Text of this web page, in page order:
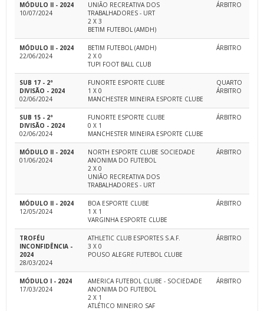
MÓDULO II - 2024
10/07/2024
UNIÃO RECREATIVA DOS
TRABALHADORES - URT
2 X 3
BETIM FUTEBOL (AMDH)
ÁRBITRO
MÓDULO II - 2024
22/06/2024
BETIM FUTEBOL (AMDH)
2 X 0
TUPI FOOT BALL CLUB
ÁRBITRO
SUB 17 - 2ª
DIVISÃO - 2024
02/06/2024
FUNORTE ESPORTE CLUBE
1 X 0
MANCHESTER MINEIRA ESPORTE CLUBE
QUARTO
ÁRBITRO
SUB 15 - 2ª
DIVISÃO - 2024
02/06/2024
FUNORTE ESPORTE CLUBE
0 X 1
MANCHESTER MINEIRA ESPORTE CLUBE
ÁRBITRO
MÓDULO II - 2024
01/06/2024
NORTH ESPORTE CLUBE SOCIEDADE
ANONIMA DO FUTEBOL
2 X 0
UNIÃO RECREATIVA DOS
TRABALHADORES - URT
ÁRBITRO
MÓDULO II - 2024
12/05/2024
BOA ESPORTE CLUBE
1 X 1
VARGINHA ESPORTE CLUBE
ÁRBITRO
TROFÉU
INCONFIDÊNCIA -
2024
28/03/2024
ATHLETIC CLUB ESPORTES S.A.F.
3 X 0
POUSO ALEGRE FUTEBOL CLUBE
ÁRBITRO
MÓDULO I - 2024
17/03/2024
AMERICA FUTEBOL CLUBE - SOCIEDADE
ANONIMA DO FUTEBOL
2 X 1
ATLÉTICO MINEIRO SAF
ÁRBITRO